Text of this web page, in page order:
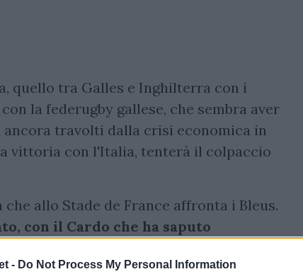
- Do Not Process My Personal Information
quello tra Galles e Inghilterra con i
la federugby gallese, che sembra aver
travolti dalla crisi economica in
vittoria con l'Italia, tenterà il colpaccio
allo Stade de France affronta i Bleus.
con il Cardo che ha saputo
ultimi anni (dal 2018 sono ben
match disputati).